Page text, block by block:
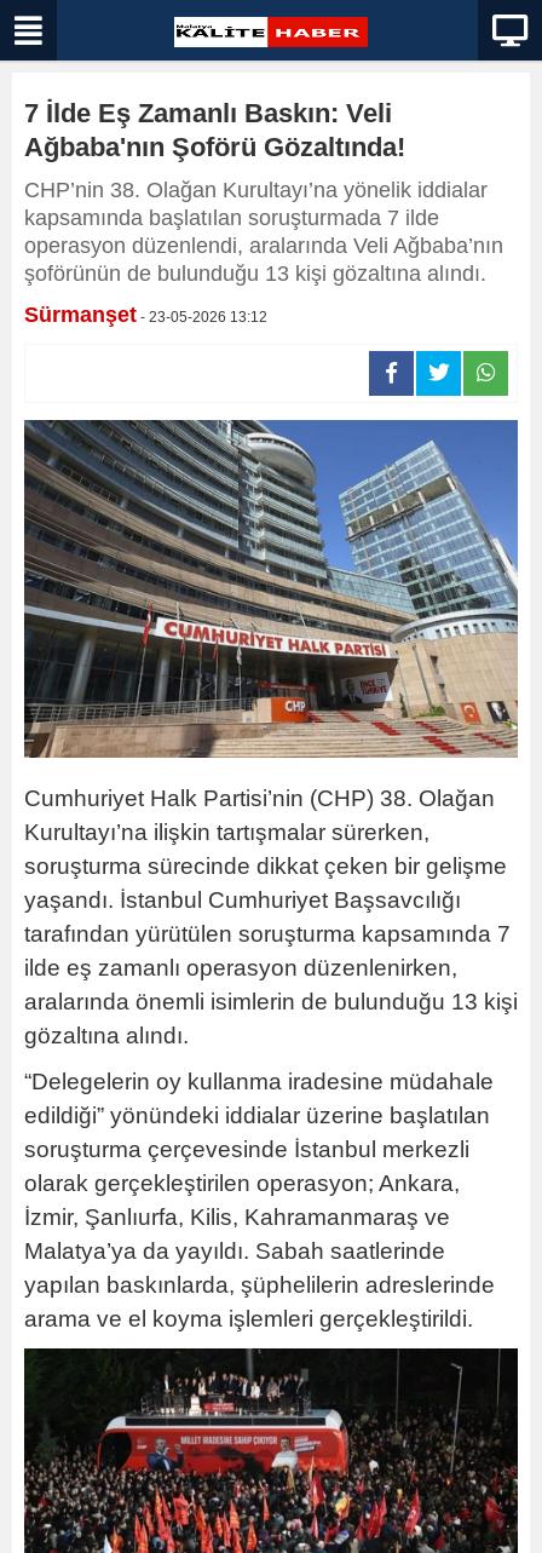
7 İlde Eş Zamanlı Baskın: Veli
Ağbaba'nın Şoförü Gözaltında!
CHP’nin 38. Olağan Kurultayı’na yönelik iddialar
kapsamında başlatılan soruşturmada 7 ilde
operasyon düzenlendi, aralarında Veli Ağbaba’nın
şoförünün de bulunduğu 13 kişi gözaltına alındı.
Sürmanşet - 23-05-2026 13:12
Cumhuriyet Halk Partisi’nin (CHP) 38. Olağan
Kurultayı’na ilişkin tartışmalar sürerken,
soruşturma sürecinde dikkat çeken bir gelişme
yaşandı. İstanbul Cumhuriyet Başsavcılığı
tarafından yürütülen soruşturma kapsamında 7
ilde eş zamanlı operasyon düzenlenirken,
aralarında önemli isimlerin de bulunduğu 13 kişi
gözaltına alındı.
“Delegelerin oy kullanma iradesine müdahale
edildiği” yönündeki iddialar üzerine başlatılan
soruşturma çerçevesinde İstanbul merkezli
olarak gerçekleştirilen operasyon; Ankara,
İzmir, Şanlıurfa, Kilis, Kahramanmaraş ve
Malatya’ya da yayıldı. Sabah saatlerinde
yapılan baskınlarda, şüphelilerin adreslerinde
arama ve el koyma işlemleri gerçekleştirildi.